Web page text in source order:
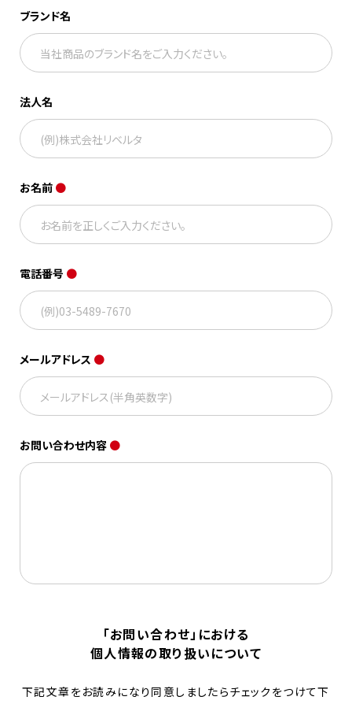
ブランド名
法人名
お名前 ●
電話番号 ●
メールアドレス ●
お問い合わせ内容 ●
「お問い合わせ」における
個人情報の取り扱いについて
下記文章をお読みになり同意しましたらチェックをつけて下